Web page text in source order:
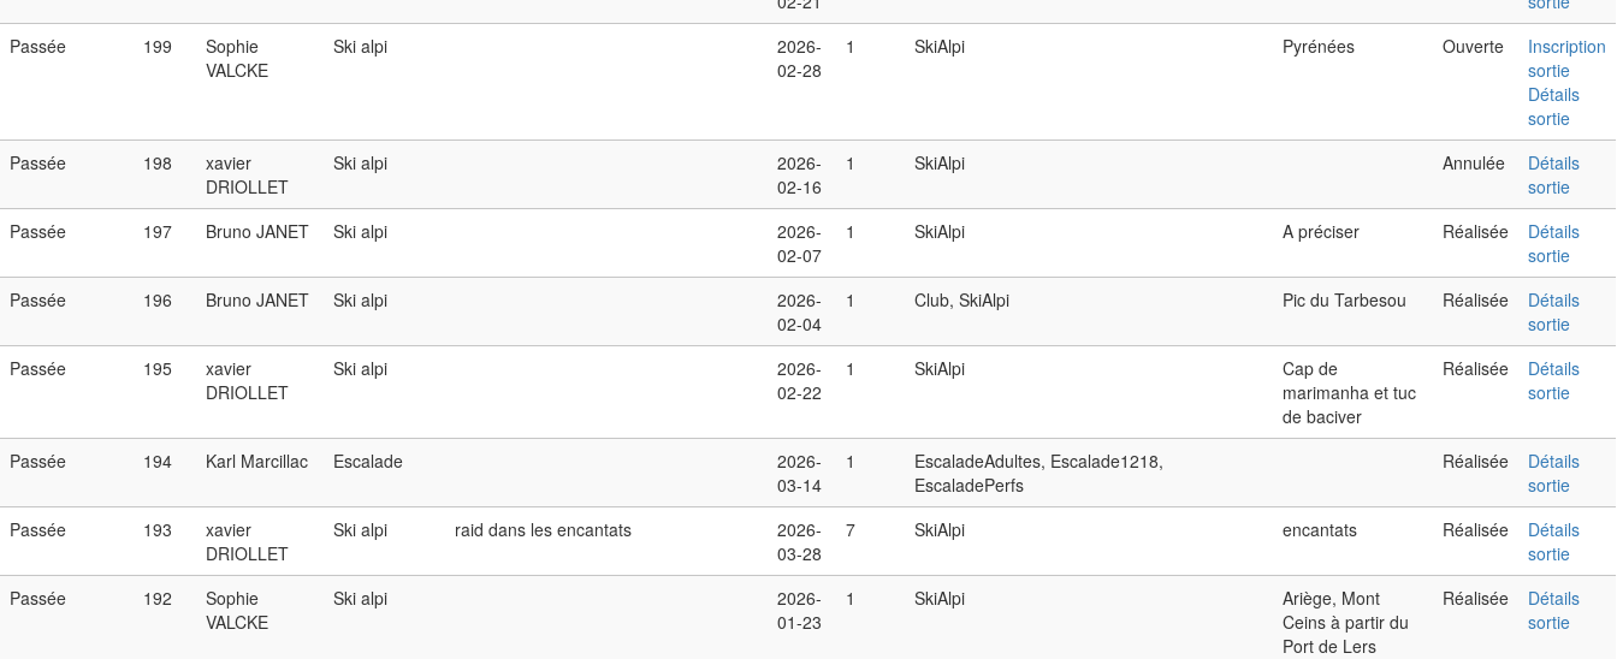
Passée
199
Sophie
VALCKE
Ski alpi
2026-
02-28
1 SkiAlpi Pyrénées Ouverte
Inscription
sortie
Détails
sortie
Passée
198
xavier
DRIOLLET
Ski alpi
2026-
02-16
1 SkiAlpi Annulée
Détails
sortie
Passée
197 Bruno JANET Ski alpi
2026-
02-07
1 SkiAlpi A préciser Réalisée
Détails
sortie
Passée
196 Bruno JANET Ski alpi
2026-
02-04
1 Club, SkiAlpi Pic du Tarbesou Réalisée
Détails
sortie
Passée
195
xavier
DRIOLLET
Ski alpi
2026-
02-22
1 SkiAlpi
Cap de
marimanha et tuc
de baciver
Réalisée
Détails
sortie
Passée 194 Karl Marcillac Escalade
2026-
03-14
1
EscaladeAdultes, Escalade1218,
EscaladePerfs
Réalisée
Détails
sortie
Passée
193
xavier
DRIOLLET
Ski alpi raid dans les encantats
2026-
03-28
7 SkiAlpi encantats Réalisée
Détails
sortie
Passée
192
Sophie
VALCKE
Ski alpi
2026-
01-23
1 SkiAlpi
Ariège, Mont
Ceins à partir du
Port de Lers
Réalisée
Détails
sortie